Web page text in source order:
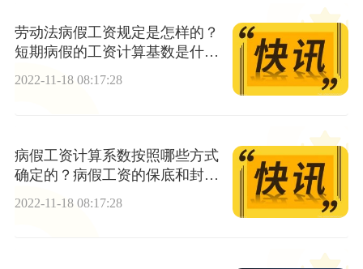
劳动法病假工资规定是怎样的？
短期病假的工资计算基数是什
么？
2022-11-18 08:17:28
病假工资计算系数按照哪些方式
确定的？病假工资的保底和封顶
2022-11-18 08:17:28